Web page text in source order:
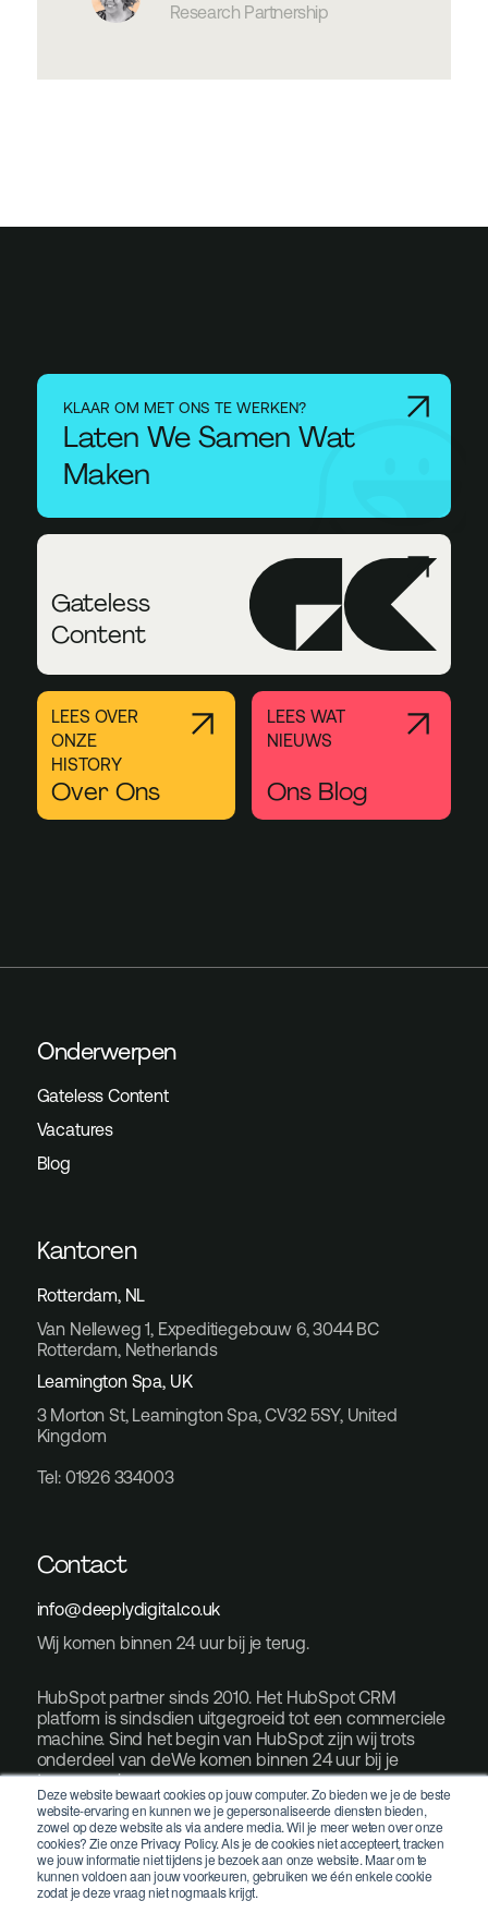
Deze website bewaart cookies op jouw computer. Zo bieden we je de beste
website-ervaring en kunnen we je gepersonaliseerde diensten bieden,
zowel op deze website als via andere media. Wil je meer weten over onze
cookies? Zie onze Privacy Policy. Als je de cookies niet accepteert, tracken
we jouw informatie niet tijdens je bezoek aan onze website. Maar om te
kunnen voldoen aan jouw voorkeuren, gebruiken we één enkele cookie
zodat je deze vraag niet nogmaals krijgt.
Research Partnership
KLAAR OM MET ONS TE WERKEN?
Laten We Samen Wat
Maken
Gateless
Content
LEES OVER
ONZE
HISTORY
Over Ons
LEES WAT
NIEUWS
Ons Blog
Kantoren
Rotterdam, NL
Van Nelleweg 1, Expeditiegebouw 6, 3044 BC
Rotterdam, Netherlands
Leamington Spa, UK
3 Morton St, Leamington Spa, CV32 5SY, United
Kingdom
Tel: 01926 334003
Contact
info@deeplydigital.co.uk
Wij komen binnen 24 uur bij je terug.
HubSpot partner sinds 2010. Het HubSpot CRM
platform is sindsdien uitgegroeid tot een commerciele
machine. Sind het begin van HubSpot zijn wij trots
onderdeel van deWe komen binnen 24 uur bij je
terug.ze reis.
Onderwerpen
Gateless Content
Vacatures
Blog